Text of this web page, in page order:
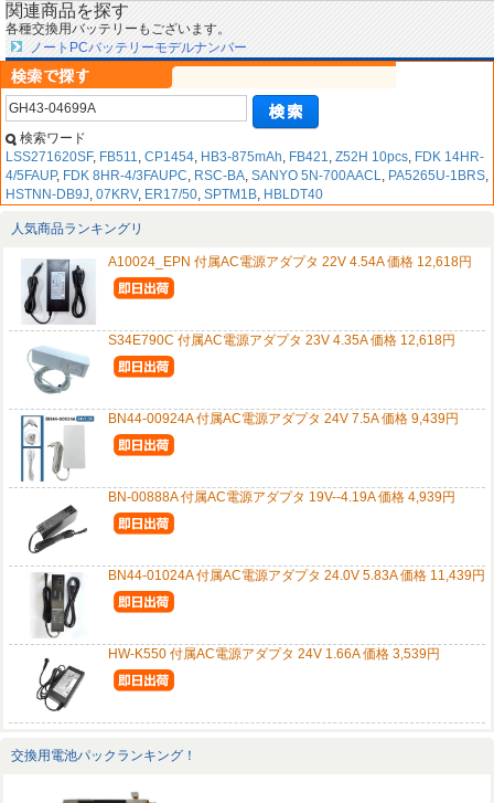
関連商品を探す
各種交換用バッテリーもございます。
ノートPCバッテリーモデルナンバー
検索ワード
LSS271620SF, FB511, CP1454, HB3-875mAh, FB421, Z52H 10pcs, FDK 14HR-
4/5FAUP, FDK 8HR-4/3FAUPC, RSC-BA, SANYO 5N-700AACL, PA5265U-1BRS,
HSTNN-DB9J, 07KRV, ER17/50, SPTM1B, HBLDT40
人気商品ランキングリ
A10024_EPN 付属AC電源アダプタ 22V 4.54A 価格 12,618円
S34E790C 付属AC電源アダプタ 23V 4.35A 価格 12,618円
BN44-00924A 付属AC電源アダプタ 24V 7.5A 価格 9,439円
BN-00888A 付属AC電源アダプタ 19V--4.19A 価格 4,939円
BN44-01024A 付属AC電源アダプタ 24.0V 5.83A 価格 11,439円
HW-K550 付属AC電源アダプタ 24V 1.66A 価格 3,539円
交換用電池パックランキング！